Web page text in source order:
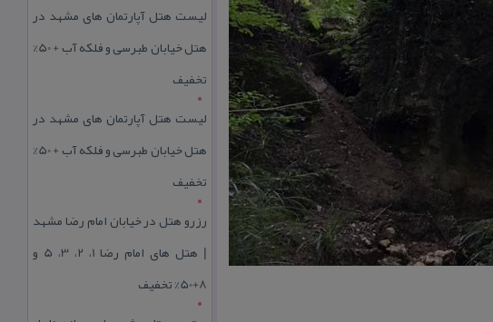
لیست هتل آپارتمان های مشهد در
هتل خیابان طبرسی و فلکه آب + 50%
تخفیف
لیست هتل آپارتمان های مشهد در
هتل خیابان طبرسی و فلکه آب + 50%
تخفیف
رزرو هتل در خیابان امام رضا مشهد
| هتل‌ های امام رضا 1، 2، 3، 5 و
8+50% تخفیف